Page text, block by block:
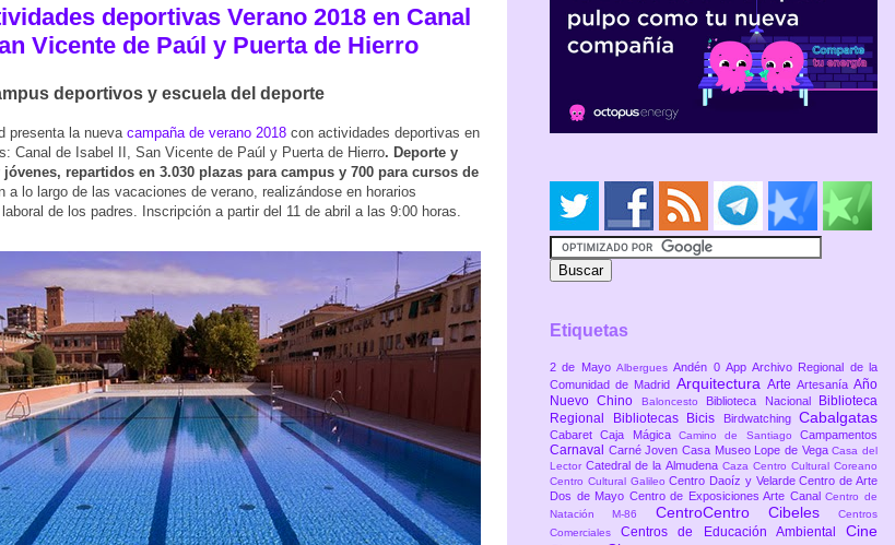
deportivas Verano 2018 en Canal
Vicente de Paúl y Puerta de Hierro
deportivos y escuela del deporte
presenta la nueva campaña de verano 2018 con actividades deportivas en
Canal de Isabel II, San Vicente de Paúl y Puerta de Hierro. Deporte y
repartidos en 3.030 plazas para campus y 700 para cursos de
a lo largo de las vacaciones de verano, realizándose en horarios
de los padres. Inscripción a partir del 11 de abril a las 9:00 horas.
Etiquetas
2 de Mayo AlberguesAndén 0 AppArchivo Regional de la
Comunidad de Madrid Arquitectura Arte ArtesaníaAño
Nuevo Chino
Baloncesto Biblioteca Nacional
Biblioteca
Regional
Bibliotecas Bicis Birdwatching Cabalgatas
CabaretCaja MágicaCamino de SantiagoCampamentos
Carnaval Carné JovenCasa Museo Lope de VegaCasa del
LectorCatedral de la Almudena Caza Centro Cultural Coreano
Centro Cultural GalileoCentro Daoíz y VelardeCentro de Arte
Dos de Mayo Centro de Exposiciones Arte CanalCentro de
Natación M-86 CentroCentro Cibeles
Centros
ComercialesCentros de Educación AmbientalCine